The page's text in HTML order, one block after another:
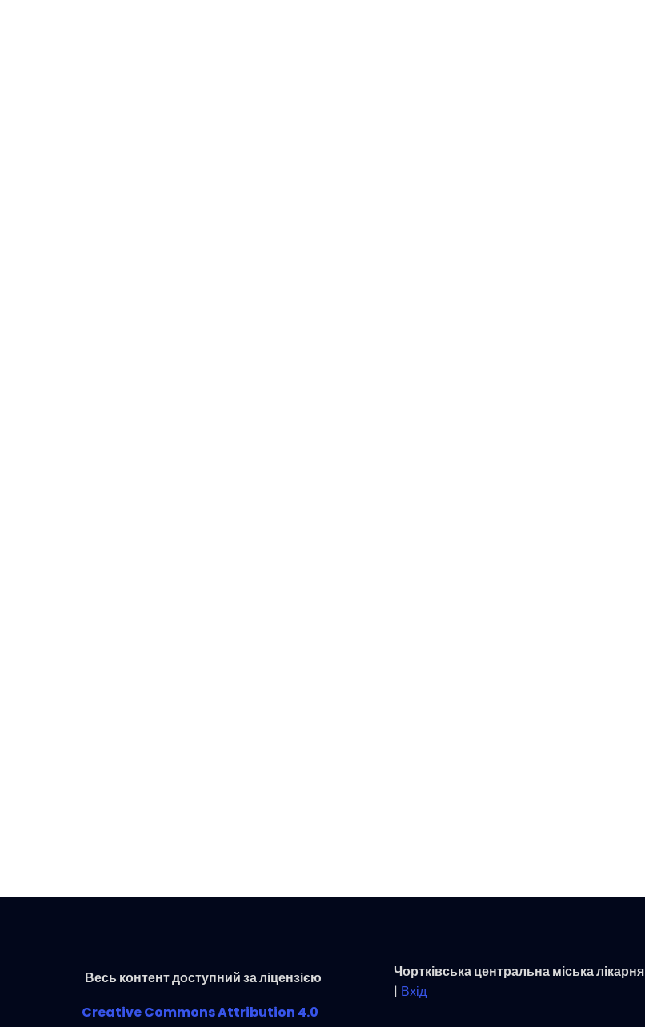
Весь контент доступний за ліцензією
Creative Commons Attribution 4.0
Чортківська центральна міська лікарня
| Вхід